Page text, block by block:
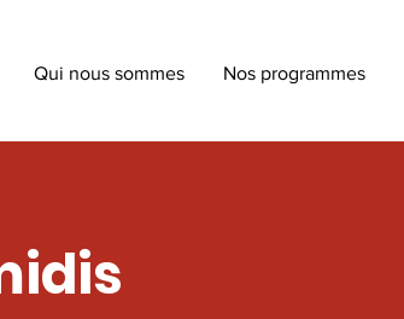
Qui nous sommes Nos programmes